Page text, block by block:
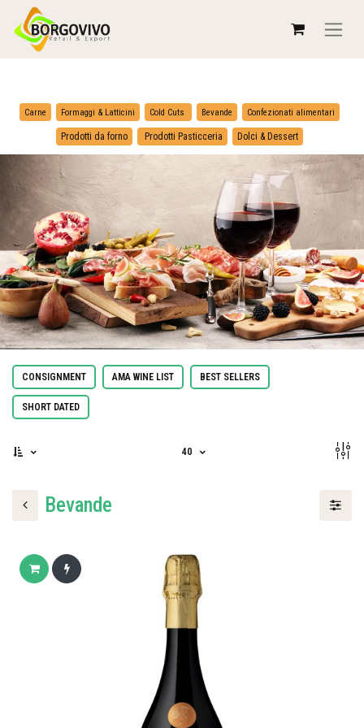
Carne Formaggi & Latticini Cold Cuts Bevande Confezionati alimentari
Prodotti da forno Prodotti Pasticceria Dolci & Dessert
CONSIGNMENT AMA WINE LIST BEST SELLERS
SHORT DATED
40
Bevande
Add to cartBuy now